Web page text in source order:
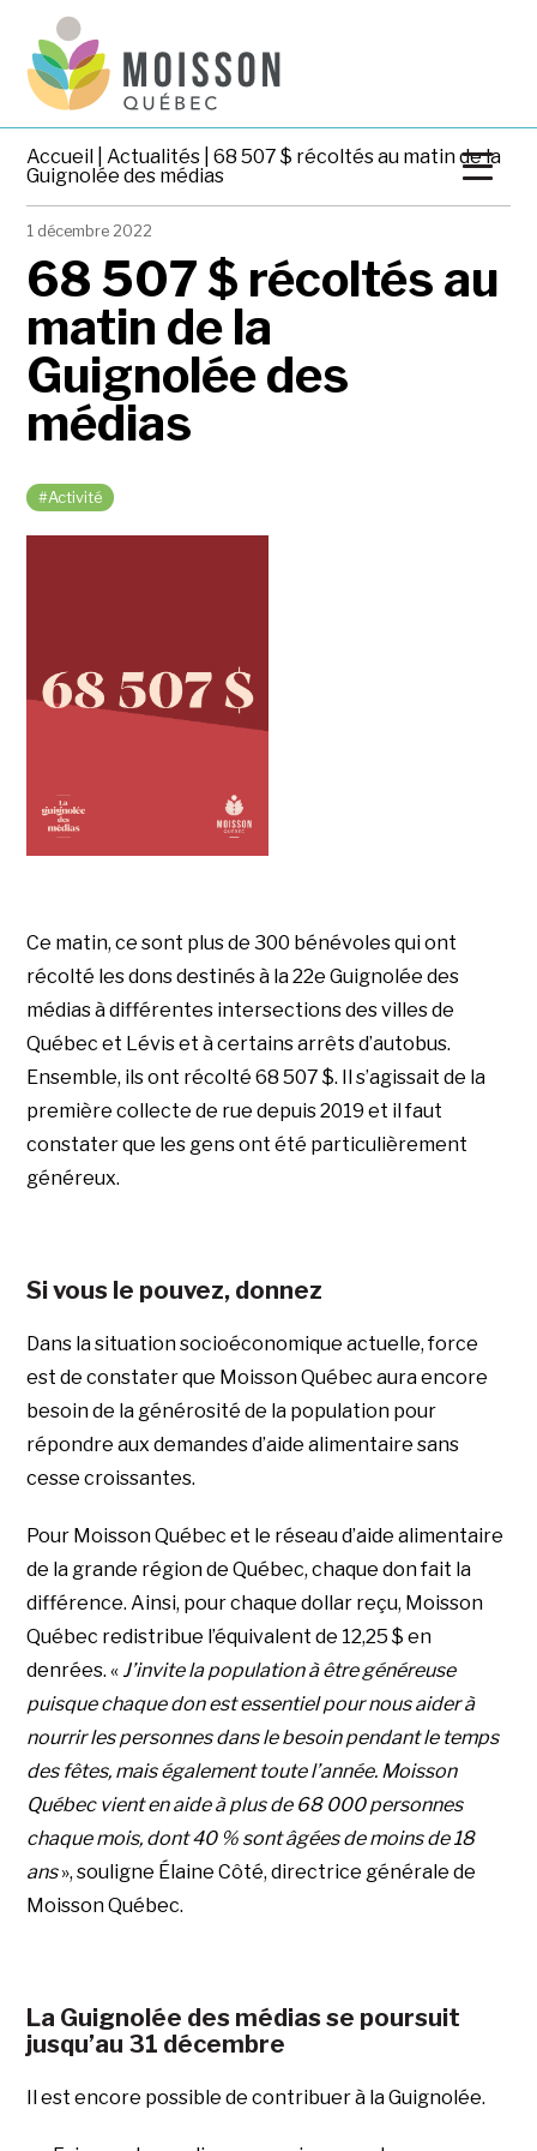
Accueil |Actualités | 68 507 $ récoltés au matin de la
Guignolée des médias
1 décembre 2022
68 507 $ récoltés au
matin de la
Guignolée des
médias
#Activité
Ce matin, ce sont plus de 300 bénévoles qui ont
récolté les dons destinés à la 22e Guignolée des
médias à différentes intersections des villes de
Québec et Lévis et à certains arrêts d’autobus.
Ensemble, ils ont récolté 68 507 $. Il s’agissait de la
première collecte de rue depuis 2019 et il faut
constater que les gens ont été particulièrement
généreux.
Si vous le pouvez, donnez
Dans la situation socioéconomique actuelle, force
est de constater que Moisson Québec aura encore
besoin de la générosité de la population pour
répondre aux demandes d’aide alimentaire sans
cesse croissantes.
Pour Moisson Québec et le réseau d’aide alimentaire
de la grande région de Québec, chaque don fait la
différence. Ainsi, pour chaque dollar reçu, Moisson
Québec redistribue l’équivalent de 12,25 $ en
denrées. «J’invite la population à être généreuse
puisque chaque don est essentiel pour nous aider à
nourrir les personnes dans le besoin pendant le temps
des fêtes, mais également toute l’année. Moisson
Québec vient en aide à plus de 68 000 personnes
chaque mois, dont 40 % sont âgées de moins de 18
ans», souligne Élaine Côté, directrice générale de
Moisson Québec.
La Guignolée des médias se poursuit
jusqu’au 31 décembre
Il est encore possible de contribuer à la Guignolée.